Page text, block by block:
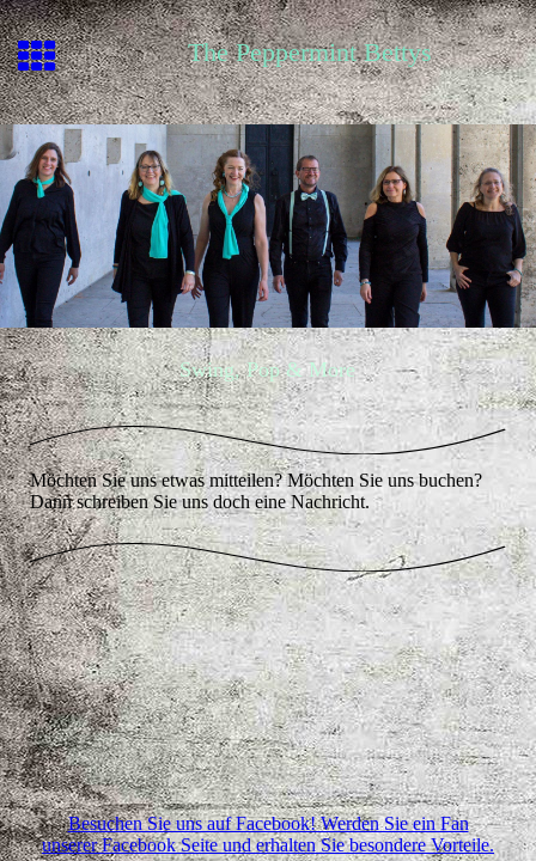
The Peppermint Bettys
Swing, Pop & More
Möchten Sie uns etwas mitteilen? Möchten Sie uns buchen?
Dann schreiben Sie uns doch eine Nachricht.
Besuchen Sie uns auf Facebook! Werden Sie ein Fan
unserer Facebook Seite und erhalten Sie besondere Vorteile.